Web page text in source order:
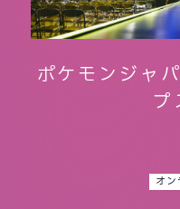
ポケモンジャ
オ